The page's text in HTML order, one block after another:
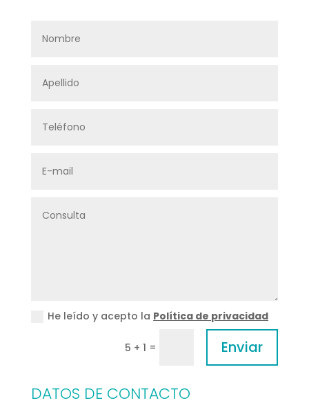
He leído y acepto la Política de privacidad
5 + 1 = Enviar
DATOS DE CONTACTO